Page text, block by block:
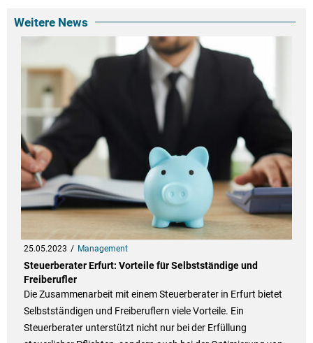
Weitere News
25.05.2023 Management
Steuerberater Erfurt: Vorteile für Selbstständige und
Freiberufler
Die Zusammenarbeit mit einem Steuerberater in Erfurt bietet
Selbstständigen und Freiberuflern viele Vorteile. Ein
Steuerberater unterstützt nicht nur bei der Erfüllung